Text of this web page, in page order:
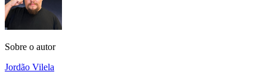
Sobre o autor
Jordão Vilela